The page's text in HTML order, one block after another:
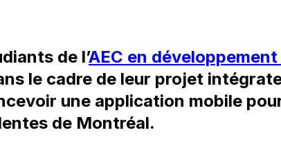
de l’AEC en
le cadre de leur projet
une application mobile
de Montréal.